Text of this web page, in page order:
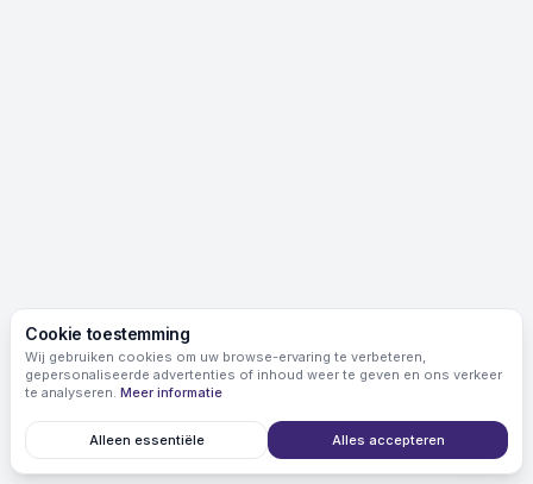
Cookie toestemming
Wij gebruiken cookies om uw browse-ervaring te verbeteren,
gepersonaliseerde advertenties of inhoud weer te geven en ons verkeer
te analyseren. Meer informatie
Alleen essentiële Alles accepteren